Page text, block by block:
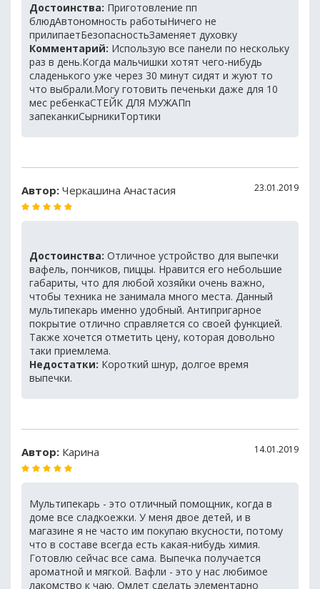
Достоинства: Приготовление пп
блюдАвтономность работыНичего не
прилипаетБезопасностьЗаменяет духовку
Комментарий: Использую все панели по нескольку
раз в день.Когда мальчишки хотят чего-нибудь
сладенького уже через 30 минут сидят и жуют то
что выбрали.Могу готовить печеньки даже для 10
мес ребенкаСТЕЙК ДЛЯ МУЖАПп
запеканкиСырникиТортики
Автор: Черкашина Анастасия 23.01.2019
Достоинства: Отличное устройство для выпечки
вафель, пончиков, пиццы. Нравится его небольшие
габариты, что для любой хозяйки очень важно,
чтобы техника не занимала много места. Данный
мультипекарь именно удобный. Антипригарное
покрытие отлично справляется со своей функцией.
Также хочется отметить цену, которая довольно
таки приемлема.
Недостатки: Короткий шнур, долгое время
выпечки.
Автор: Карина 14.01.2019
Мультипекарь - это отличный помощник, когда в
доме все сладкоежки. У меня двое детей, и в
магазине я не часто им покупаю вкусности, потому
что в составе всегда есть какая-нибудь химия.
Готовлю сейчас все сама. Выпечка получается
ароматной и мягкой. Вафли - это у нас любимое
лакомство к чаю. Омлет сделать элементарно